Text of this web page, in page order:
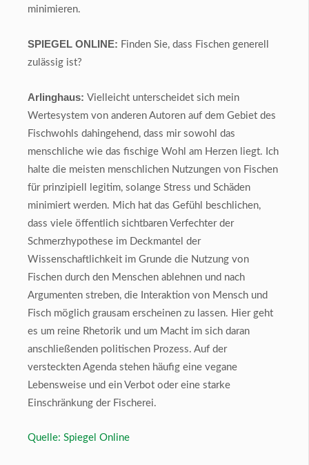
minimieren.
SPIEGEL ONLINE: Finden Sie, dass Fischen generell
zulässig ist?
Arlinghaus: Vielleicht unterscheidet sich mein
Wertesystem von anderen Autoren auf dem Gebiet des
Fischwohls dahingehend, dass mir sowohl das
menschliche wie das fischige Wohl am Herzen liegt. Ich
halte die meisten menschlichen Nutzungen von Fischen
für prinzipiell legitim, solange Stress und Schäden
minimiert werden. Mich hat das Gefühl beschlichen,
dass viele öffentlich sichtbaren Verfechter der
Schmerzhypothese im Deckmantel der
Wissenschaftlichkeit im Grunde die Nutzung von
Fischen durch den Menschen ablehnen und nach
Argumenten streben, die Interaktion von Mensch und
Fisch möglich grausam erscheinen zu lassen. Hier geht
es um reine Rhetorik und um Macht im sich daran
anschließenden politischen Prozess. Auf der
versteckten Agenda stehen häufig eine vegane
Lebensweise und ein Verbot oder eine starke
Einschränkung der Fischerei.
Quelle: Spiegel Online